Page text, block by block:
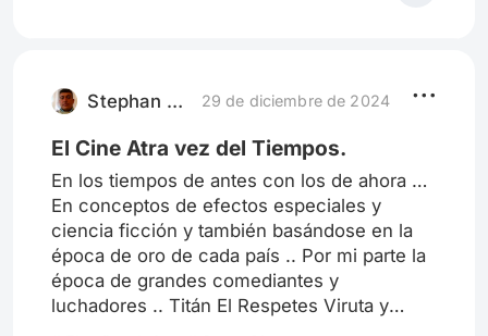
Reflexión al Público ¿Cuál de las dos
la realidad de nuestros valores actuales?
¿Con cuál mensaje se identifica más el
público? Conclusión: Lecciones para la Vida
Real ¿Qué podemos aprender de Fatman y
Krampus para mantener vivo el verdadero
espíritu navideño?
Stephan Alberto Santos Martinez 29 de diciembre de 2024
El Cine Atra vez del Tiempos.
En los tiempos de antes con los de ahora …
En conceptos de efectos especiales y
ciencia ficción y también basándose en la
época de oro de cada país .. Por mi parte la
época de grandes comediantes y
luchadores .. Titán El Respetes Viruta y
Capulina Luchadores Octagon El Santo Blue